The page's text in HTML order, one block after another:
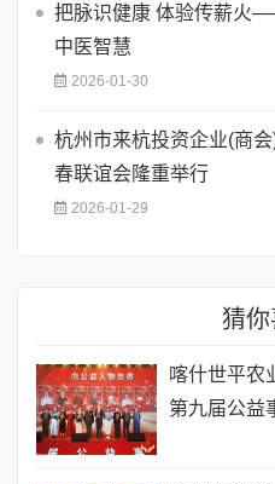
把脉识健康 体验传薪火
中医智慧
2026-01-30
杭州市来杭投资企业(商
春联谊会隆重举行
2026-01-29
猜你
喀什世平农
第九届公益